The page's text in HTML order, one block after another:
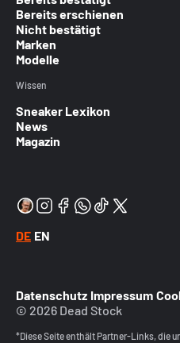
Bereits erschienen
Nicht bestätigt
Marken
Modelle
Wissen
Sneaker Lexikon
News
Magazin
DE EN
Datenschutz Impressum
© 2026 Dead Stock
*Diese Seite enthält Partner-Links, die